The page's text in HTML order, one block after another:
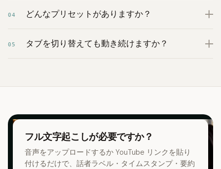
04 どんなプリセットがありますか？
05 タブを切り替えても動き続けますか？
フル文字起こしが必要ですか？
音声をアップロードするか YouTube リンクを貼り
付けるだけで、話者ラベル・タイムスタンプ・要約